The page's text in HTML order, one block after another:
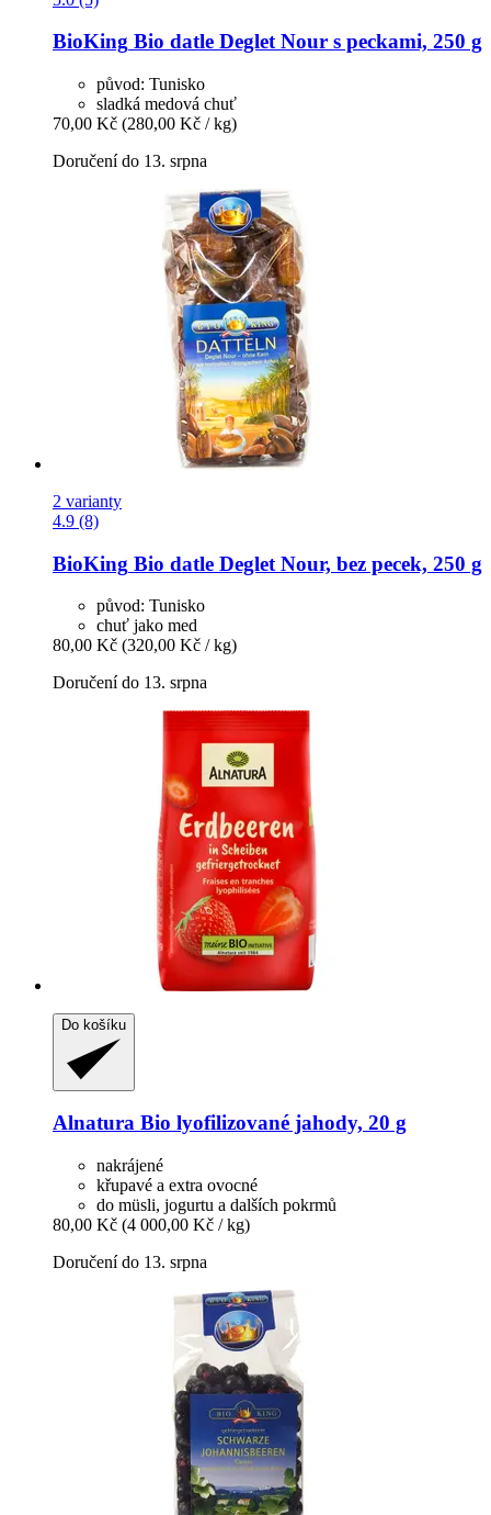
BioKing Bio datle Deglet Nour s peckami, 250 g
původ: Tunisko
sladká medová chuť
70,00 Kč (280,00 Kč / kg)
Doručení do 13. srpna
2 varianty
4.9 (8)
BioKing Bio datle Deglet Nour, bez pecek, 250 g
původ: Tunisko
chuť jako med
80,00 Kč (320,00 Kč / kg)
Doručení do 13. srpna
Do košíku
Alnatura Bio lyofilizované jahody, 20 g
nakrájené
křupavé a extra ovocné
do müsli, jogurtu a dalších pokrmů
80,00 Kč (4 000,00 Kč / kg)
Doručení do 13. srpna